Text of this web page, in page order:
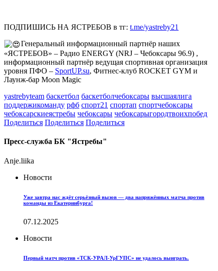
ПОДПИШИСЬ НА ЯСТРЕБОВ в тг: t.me/yastreby21
Генеральный информационный партнёр наших
«ЯСТРЕБОВ» – Радио ENERGY (NRJ – Чебоксары 96.9) ,
информационный партнёр ведущая спортивная организация
уровня ПФО – SportUP.su, Фитнес-клуб ROCKET GYM и
Лаунж-бар Moon Magic
yastrebyteam баскетбол баскетболчебоксары высшаялига
поддержикоманду рфб спорт21 спортап спортчебоксары
чебоксарскиеястребы чебоксары чебоксарыгородтвоихпобед
Поделиться Поделиться Поделиться
Пресс-служба БК "Ястребы"
Anje.liika
Новости
Уже завтра нас ждёт серьёзный вызов — два напряжённых матча против
команды из Екатеринбурга!
07.12.2025
Новости
Первый матч против «ТСК-УРАЛ-УрГУПС» не удалось выиграть.